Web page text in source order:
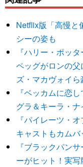
Netflix版「高慢と
シーの姿も
『ハリー・ポッ
ペッグがロンの
ズ・マカヴォイ
『ベッカムに恋
グラ＆キーラ・
『パイレーツ・
キャストもカムバ
『ブラックパン
ーがヒット！実